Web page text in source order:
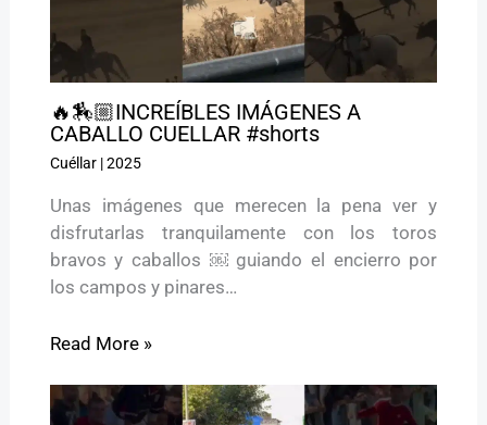
🔥🏇🏼INCREÍBLES IMÁGENES A
CABALLO CUELLAR #shorts
Cuéllar|2025
Unas imágenes que merecen la pena ver y
disfrutarlas tranquilamente con los toros
bravos y caballos ￼ guiando el encierro por
los campos y pinares…
Read More »